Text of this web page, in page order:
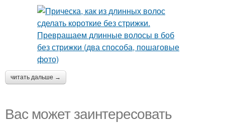
читать дальше →
Вас может заинтересовать